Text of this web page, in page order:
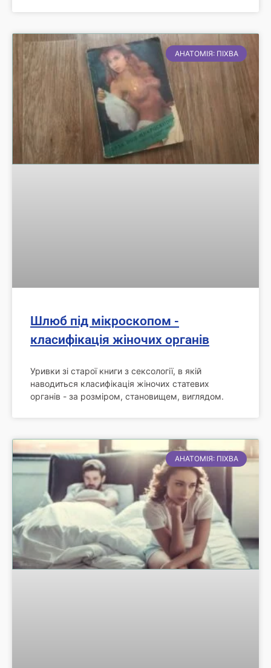
АНАТОМІЯ: ПІХВА
Шлюб під мікроскопом -
класифікація жіночих органів
Уривки зі старої книги з сексології, в якій
наводиться класифікація жіночих статевих
органів - за розміром, становищем, виглядом.
АНАТОМІЯ: ПІХВА